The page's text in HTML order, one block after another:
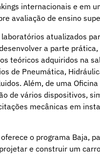
internacionais e em
avaliação de ensino
atualizados
a parte
teóricos adquiridos na
de Pneumática,
Além, de uma
de vários dispositivos,
mecânicas em
o programa Baja,
e construir um